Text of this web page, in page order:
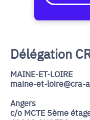
Délégation
MAINE-ET-LOIRE
maine-et-loire@cra-
Angers
c/o MCTE 5ème